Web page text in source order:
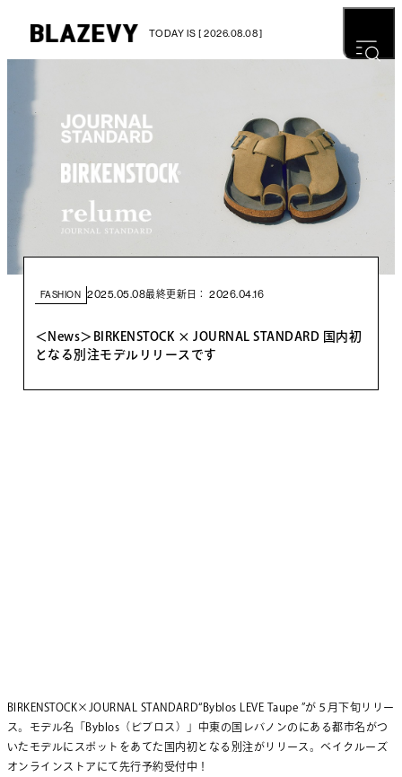
TODAY IS [ 2026.08.08 ]
FASHION 2025.05.08最終更新日： 2026.04.16
＜News＞BIRKENSTOCK × JOURNAL STANDARD 国内初
となる別注モデルリリースです
BIRKENSTOCK×JOURNAL STANDARD“Byblos LEVE Taupe ”が５月下旬リリー
ス。モデル名「Byblos（ビブロス）」中東の国レバノンのにある都市名がつ
いたモデルにスポットをあてた国内初となる別注がリリース。ベイクルーズ
オンラインストアにて先行予約受付中！